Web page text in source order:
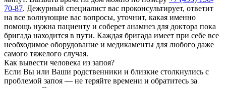
70-87. Дежурный специалист вас проконсультирует, ответит
на все волнующие вас вопросы, уточнит, какая именно
помощь нужна пациенту и соберет анамнез для доктора пока
бригада находится в пути. Каждая бригада имеет при себе все
необходимое оборудование и медикаменты для любого даже
самого тяжелого случая.
Как вывести человека из запоя?
Если Вы или Ваши родственники и близкие столкнулись с
проблемой запоя — не теряйте времени и обратитесь за